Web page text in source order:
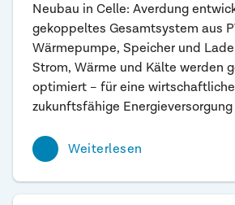
Neubau in Celle: Averdung
gekoppeltes Gesamtsystem aus
Wärmepumpe, Speicher und
Strom, Wärme und Kälte werden
optimiert – für eine
zukunftsfähige
Weiterlesen